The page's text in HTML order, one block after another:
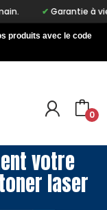
Garantie à vie
produits avec le code
0
votre
laser